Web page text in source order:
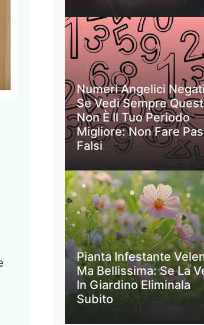
Numeri Angelici
Se Vedi Sempre
Non È Il Tuo Periodo
Migliore: Non Fare
Falsi
Pianta Infestante
Ma Bellissima: Se La
In Giardino Eliminala
Subito